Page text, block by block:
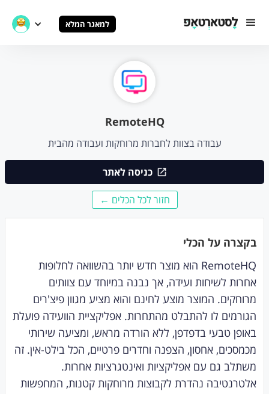
למאגר המלא
RemoteHQ
עבודה בצוות לחברות מרוחקות ועבודה מהבית
כניסה לאתר
חזור לכל הכלים ←
בקצרה על הכלי
RemoteHQ הוא מוצר חדש יותר בהשוואה לחלופות
אחרות לשיחות ועידה, אך נבנה במיוחד עם צוותים
מרוחקים. המוצר מוצע לחינם והוא מציע מגוון פיצ'רים
הגורמים לו להתבלט מהתחרות. אפליקציית הוועידה פועלת
באופן טבעי בדפדפן, ללא הורדה מראש, ומציעה שירותי
מכמסכים, אחסון, הצפנה וחדרים פרטיים, הכל בילט-אין. זה
משתלב גם עם אפליקציות ואינטגרציות אחרות.
אלטרנטיבה נהדרת לקבוצות מרוחקות קטנות, המחפשות